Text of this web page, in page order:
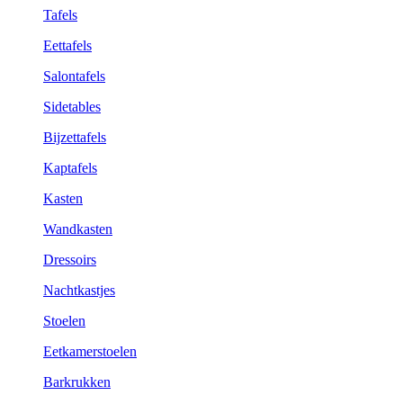
Tafels
Eettafels
Salontafels
Sidetables
Bijzettafels
Kaptafels
Kasten
Wandkasten
Dressoirs
Nachtkastjes
Stoelen
Eetkamerstoelen
Barkrukken